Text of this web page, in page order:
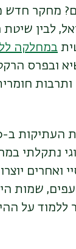
מחקר
לבין
במחלקה
ובפרס
ותרבות
נתקלתי
ממרסיי
שמות
ללמוד על